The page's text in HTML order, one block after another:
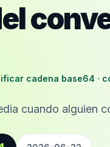
cadena base64 ·
cuando alguien